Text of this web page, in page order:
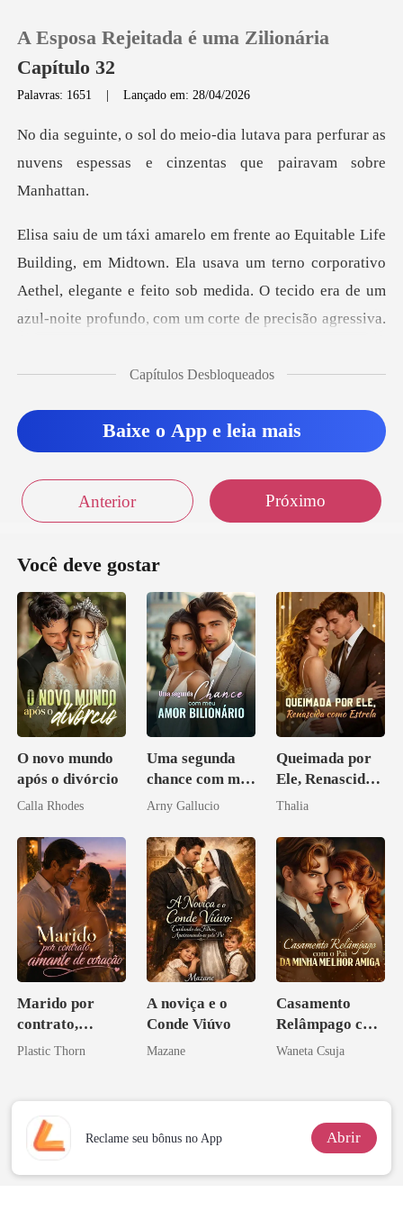
0
Loja
Histórico
Sair
A Esposa Rejeitada é uma Zilionária
Capítulo 32
Palavras: 1651 |Lançado em: 28/04/2026
ava para perfurar as
nuvens espessas e
n. Ela usava um terno corporativo
Aethel, elegante e feito sob medida. O teci
Capítulos Desbloqueados
Baixe o App e leia mais
Anterior Próximo
Você deve gostar
O novo mundo
após o divórcio
Calla Rhodes
Uma segunda
chance com meu
amor bilionário
Arny Gallucio
Queimada por
Ele, Renascida
como Estrela
Thalia
Marido por
contrato,
amante de
Plastic Thorn
A noviça e o
Conde Viúvo
Mazane
Casamento
Relâmpago com
o Pai da Minha
Waneta Csuja
Reclame seu bônus no App Abrir